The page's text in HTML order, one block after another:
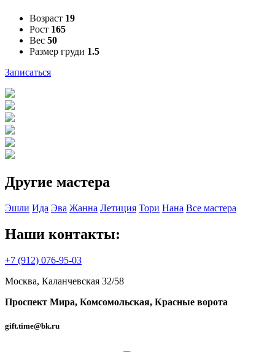
Возраст 19
Рост 165
Вес 50
Размер груди 1.5
Записаться
Другие мастера
Эшли Ида Эва Жанна Летиция Тори Нана Все мастера
Наши контакты:
+7 (912) 076-95-03
Москва, Каланчевская 32/58
Проспект Мира, Комсомольская, Красные ворота
gift.time@bk.ru